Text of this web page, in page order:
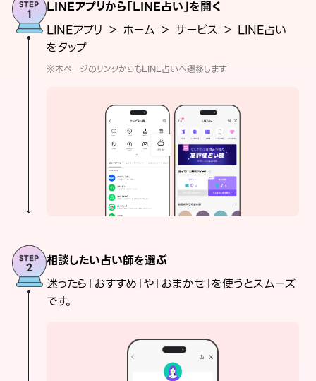
LINEアプリから「LINE占い」を開く
LINEアプリ ＞ ホーム ＞ サービス ＞ LINE占い
をタップ
※本ページのリンクからもLINE占いへ遷移します
相談したい占い師を選ぶ
迷ったら「おすすめ」や「おまかせ」を使うとスムーズ
です。